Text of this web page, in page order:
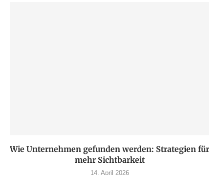
Wie Unternehmen gefunden werden: Strategien für
mehr Sichtbarkeit
14. April 2026